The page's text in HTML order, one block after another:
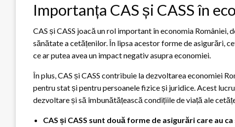
Importanța CAS și CASS în
CAS și CASS joacă un rol important în economia României,
sănătate a cetățenilor. În lipsa acestor forme de asigurări,
ce ar putea avea un impact negativ asupra economiei.
În plus, CAS și CASS contribuie la dezvoltarea economiei
pentru stat și pentru persoanele fizice și juridice. Acest
dezvoltare și să îmbunătățească condițiile de viață ale
CAS și CASS sunt două forme de asigurări care au